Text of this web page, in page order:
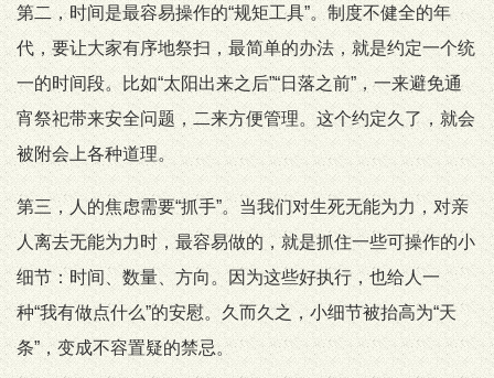
第二，时间是最容易操作的“规矩工具”。制度不健全的年
代，要让大家有序地祭扫，最简单的办法，就是约定一个统
一的时间段。比如“太阳出来之后”“日落之前”，一来避免通
宵祭祀带来安全问题，二来方便管理。这个约定久了，就会
被附会上各种道理。
第三，人的焦虑需要“抓手”。当我们对生死无能为力，对亲
人离去无能为力时，最容易做的，就是抓住一些可操作的小
细节：时间、数量、方向。因为这些好执行，也给人一
种“我有做点什么”的安慰。久而久之，小细节被抬高为“天
条”，变成不容置疑的禁忌。